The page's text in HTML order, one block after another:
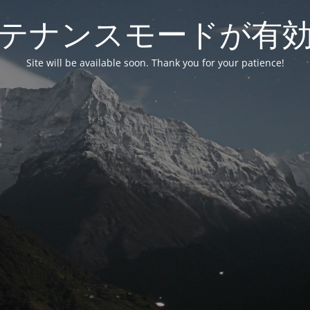
ナンスモードが有
Site will be available soon. Thank you for your patience!